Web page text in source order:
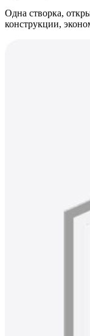
Одна створка,
конструкции,